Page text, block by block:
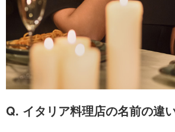
Q. イタリア料理店の名前の違